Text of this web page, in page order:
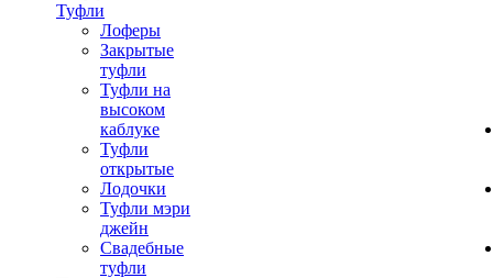
Туфли
Лоферы
Закрытые
туфли
Туфли на
высоком
каблуке
Туфли
открытые
Лодочки
Туфли мэри
джейн
Свадебные
туфли